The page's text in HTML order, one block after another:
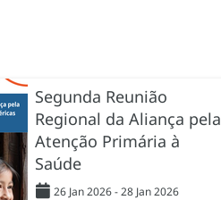
Segunda Reunião
Regional da Aliança pela
Atenção Primária à
Saúde
26 Jan 2026 - 28 Jan 2026